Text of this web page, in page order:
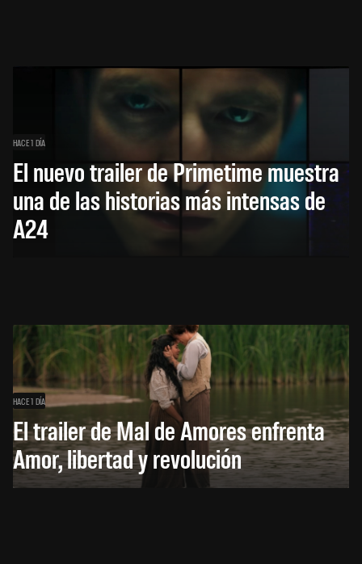
HACE 1 DÍA
El nuevo trailer de Primetime muestra
una de las historias más intensas de
A24
HACE 1 DÍA
El trailer de Mal de Amores enfrenta
Amor, libertad y revolución